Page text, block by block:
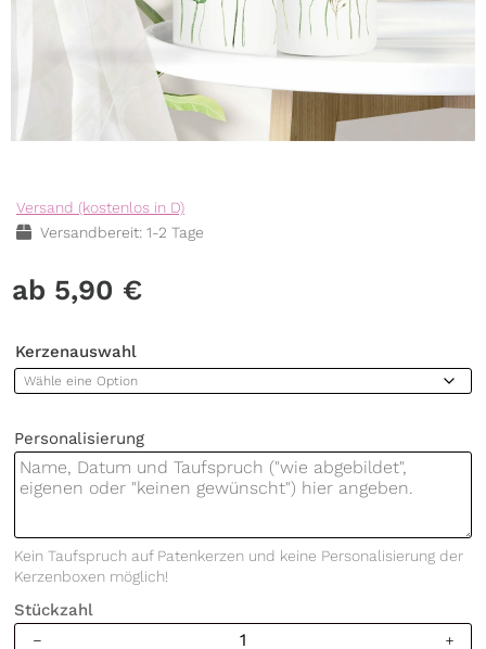
Versand (kostenlos in D)
Versandbereit: 1-2 Tage
5,90 €
Kerzenauswahl
Personalisierung
Kein Taufspruch auf Patenkerzen und keine Personalisierung der
Kerzenboxen möglich!
Stückzahl